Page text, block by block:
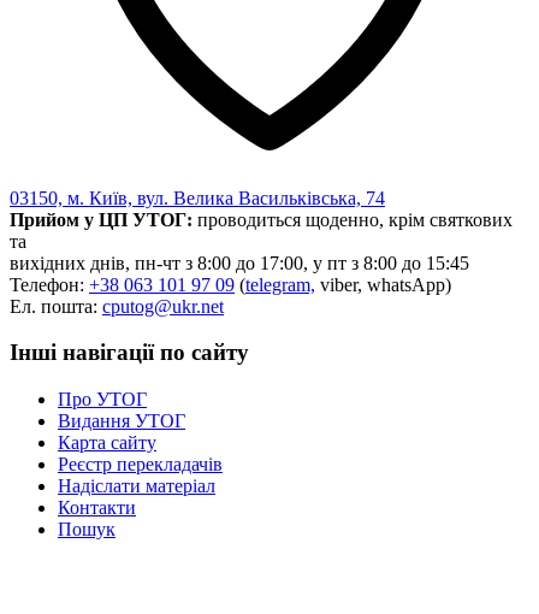
03150, м. Київ, вул. Велика Васильківська, 74
Прийом у ЦП УТОГ: проводиться щоденно, крім святкових
та
вихідних днів, пн-чт з 8:00 до 17:00, у пт з 8:00 до 15:45
Телефон: +38 063 101 97 09 (telegram, viber, whatsApp)
Ел. пошта: cputog@ukr.net
Інші навігації по сайту
Про УТОГ
Видання УТОГ
Карта сайту
Реєстр перекладачів
Надіслати матеріал
Контакти
Пошук